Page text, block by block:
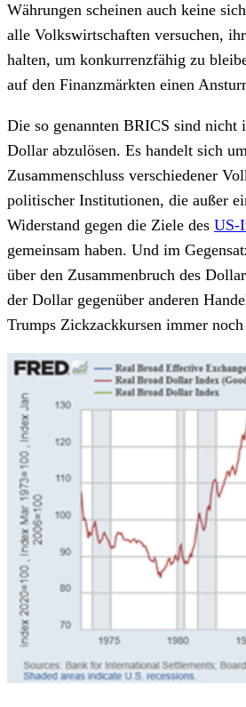
Währungen scheinen auch keine
alle Volkswirtschaften versuchen,
halten, um konkurrenzfähig zu
auf den Finanzmärkten einen
Die so genannten BRICS sind nicht
Dollar abzulösen. Es handelt sich
Zusammenschluss verschiedener
politischer Institutionen, die außer
Widerstand gegen die Ziele des US-
gemeinsam haben. Und im
über den Zusammenbruch des
der Dollar gegenüber anderen
Trumps Zickzackkursen immer